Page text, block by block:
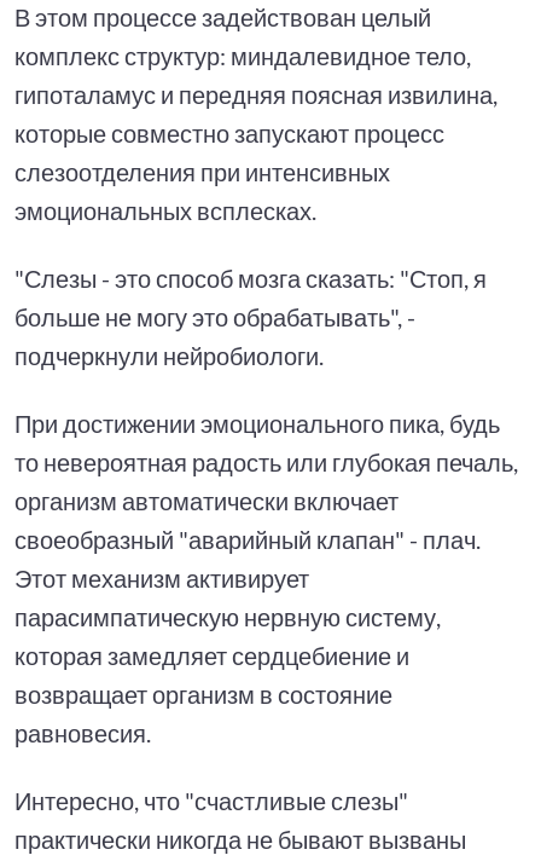
В этом процессе задействован целый
комплекс структур: миндалевидное тело,
гипоталамус и передняя поясная извилина,
которые совместно запускают процесс
слезоотделения при интенсивных
эмоциональных всплесках.
"Слезы - это способ мозга сказать: "Стоп, я
больше не могу это обрабатывать", -
подчеркнули нейробиологи.
При достижении эмоционального пика, будь
то невероятная радость или глубокая печаль,
организм автоматически включает
своеобразный "аварийный клапан" - плач.
Этот механизм активирует
парасимпатическую нервную систему,
которая замедляет сердцебиение и
возвращает организм в состояние
равновесия.
Интересно, что "счастливые слезы"
практически никогда не бывают вызваны